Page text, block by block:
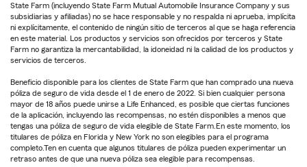
State Farm (incluyendo State Farm Mutual Automobile Insurance Company y sus
subsidiarias y afiliadas) no se hace responsable y no respalda ni aprueba, implícita
ni explícitamente, el contenido de ningún sitio de terceros al que se haga referencia
en este material. Los productos y servicios son ofrecidos por terceros y State
Farm no garantiza la mercantabilidad, la idoneidad ni la calidad de los productos y
servicios de terceros.
Beneficio disponible para los clientes de State Farm que han comprado una nueva
póliza de seguro de vida desde el 1 de enero de 2022. Si bien cualquier persona
mayor de 18 años puede unirse a Life Enhanced, es posible que ciertas funciones
de la aplicación, incluyendo las recompensas, no estén disponibles a menos que
tengas una póliza de seguro de vida elegible de State Farm.En este momento, los
titulares de póliza en Florida y New York no son elegibles para el programa
completo.Ten en cuenta que algunos titulares de póliza pueden experimentar un
retraso antes de que una nueva póliza sea elegible para recompensas.